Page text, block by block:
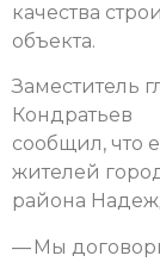
качества
объекта.
Заместитель
Кондратьев
сообщил, что
жителей
района
— Мы